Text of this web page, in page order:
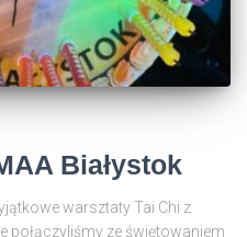
Białystok
warsztaty Tai Chi z
połączyliśmy ze świętowaniem